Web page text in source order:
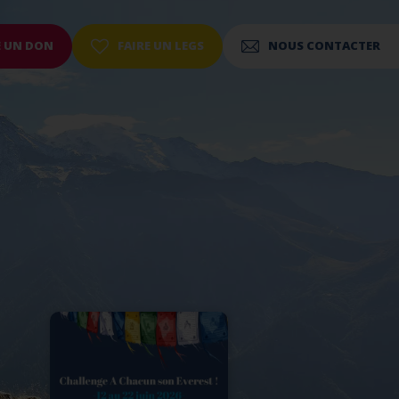
UN DON FAIRE UN LEGS NOUS CONTACTER